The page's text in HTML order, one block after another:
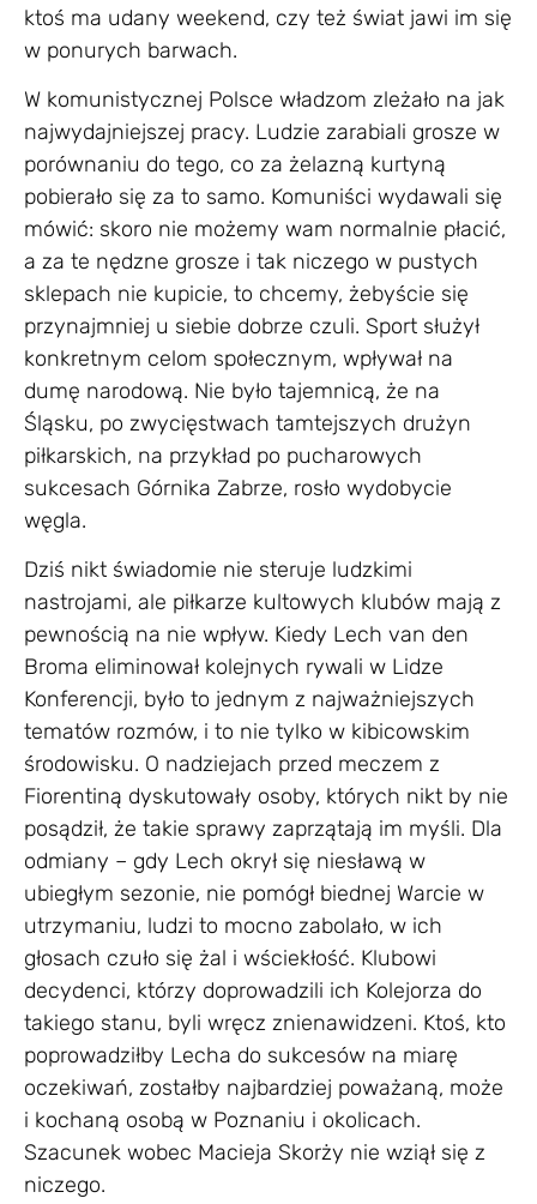
ktoś ma udany weekend, czy też świat jawi im się
w ponurych barwach.
W komunistycznej Polsce władzom zleżało na jak
najwydajniejszej pracy. Ludzie zarabiali grosze w
porównaniu do tego, co za żelazną kurtyną
pobierało się za to samo. Komuniści wydawali się
mówić: skoro nie możemy wam normalnie płacić,
a za te nędzne grosze i tak niczego w pustych
sklepach nie kupicie, to chcemy, żebyście się
przynajmniej u siebie dobrze czuli. Sport służył
konkretnym celom społecznym, wpływał na
dumę narodową. Nie było tajemnicą, że na
Śląsku, po zwycięstwach tamtejszych drużyn
piłkarskich, na przykład po pucharowych
sukcesach Górnika Zabrze, rosło wydobycie
węgla.
Dziś nikt świadomie nie steruje ludzkimi
nastrojami, ale piłkarze kultowych klubów mają z
pewnością na nie wpływ. Kiedy Lech van den
Broma eliminował kolejnych rywali w Lidze
Konferencji, było to jednym z najważniejszych
tematów rozmów, i to nie tylko w kibicowskim
środowisku. O nadziejach przed meczem z
Fiorentiną dyskutowały osoby, których nikt by nie
posądził, że takie sprawy zaprzątają im myśli. Dla
odmiany – gdy Lech okrył się niesławą w
ubiegłym sezonie, nie pomógł biednej Warcie w
utrzymaniu, ludzi to mocno zabolało, w ich
głosach czuło się żal i wściekłość. Klubowi
decydenci, którzy doprowadzili ich Kolejorza do
takiego stanu, byli wręcz znienawidzeni. Ktoś, kto
poprowadziłby Lecha do sukcesów na miarę
oczekiwań, zostałby najbardziej poważaną, może
i kochaną osobą w Poznaniu i okolicach.
Szacunek wobec Macieja Skorży nie wziął się z
niczego.